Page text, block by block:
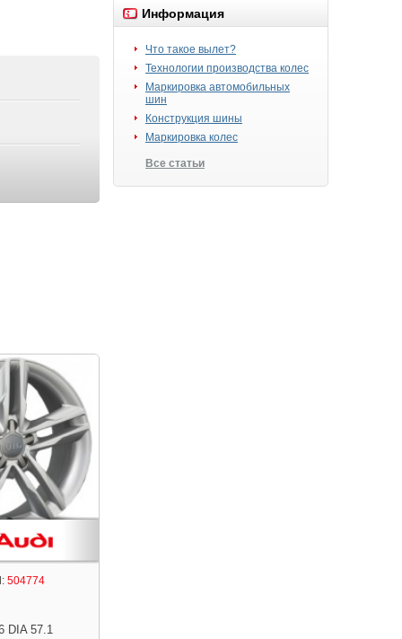
Информация
Что такое вылет?
Технологии производства колес
Маркировка автомобильных
шин
Конструкция шины
Маркировка колес
Все статьи
504774
DIA 57.1